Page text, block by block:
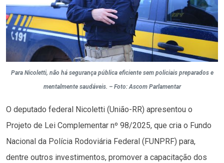
Para Nicoletti, não há segurança pública eficiente sem policiais preparados e
mentalmente saudáveis. – Foto: Ascom Parlamentar
O deputado federal Nicoletti (União-RR) apresentou o
Projeto de Lei Complementar nº 98/2025, que cria o Fundo
Nacional da Polícia Rodoviária Federal (FUNPRF) para,
dentre outros investimentos, promover a capacitação dos